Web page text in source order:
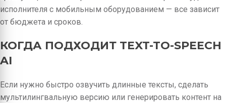
исполнителя с мобильным оборудованием — все зависит
от бюджета и сроков.
КОГДА ПОДХОДИТ TEXT-TO-SPEECH
AI
Если нужно быстро озвучить длинные тексты, сделать
мультилингвальную версию или генерировать контент на